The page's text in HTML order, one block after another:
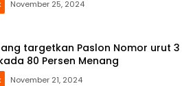
November 25, 2024
targetkan Paslon Nomor urut 3
80 Persen Menang
November 21, 2024